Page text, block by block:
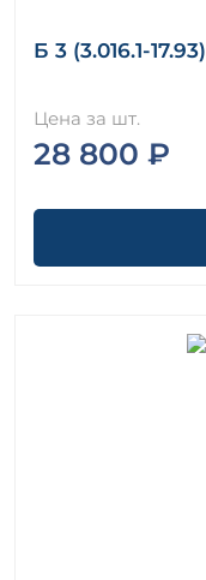
Б 3 (3.016.1-17.93)
Цена за шт.
28 800 ₽